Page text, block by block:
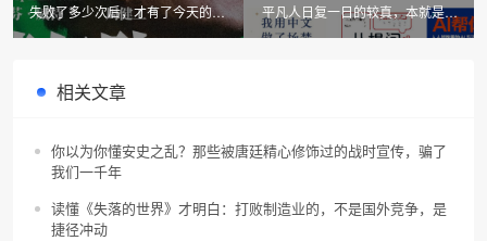
失败了多少次后，才有了今天的英
伟达？——《黄仁勋：英伟达之
平凡人日复一日的较真，本就是奇
迹——2025年1月读书报告
相关文章
你以为你懂安史之乱？那些被唐廷精心修饰过的战时宣传，骗了
我们一千年
读懂《失落的世界》才明白：打败制造业的，不是国外竞争，是
捷径冲动